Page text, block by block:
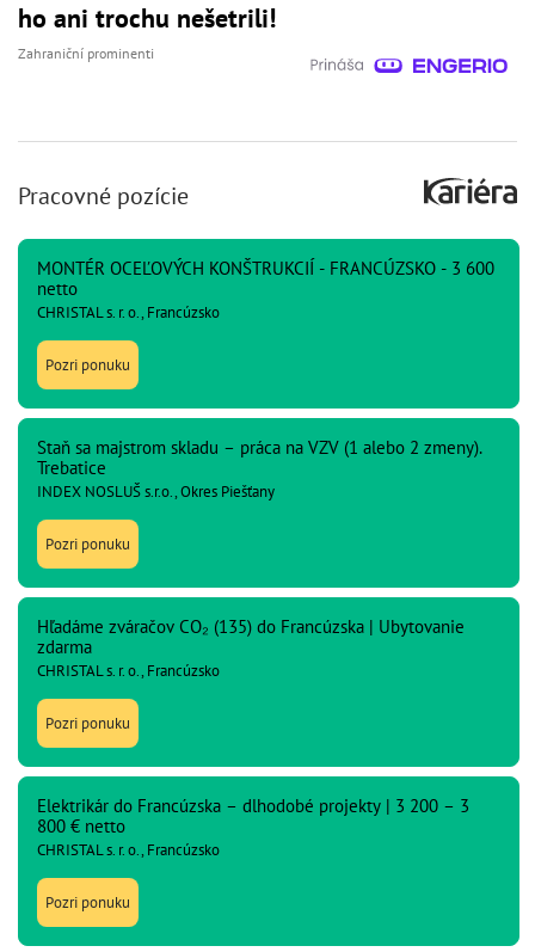
ho ani trochu nešetrili!
Zahraniční prominenti
Pracovné pozície
MONTÉR OCEĽOVÝCH KONŠTRUKCIÍ - FRANCÚZSKO - 3 600
netto
CHRISTAL s. r. o., Francúzsko
Pozri ponuku
Staň sa majstrom skladu – práca na VZV (1 alebo 2 zmeny).
Trebatice
INDEX NOSLUŠ s.r.o., Okres Piešťany
Pozri ponuku
Hľadáme zváračov CO₂ (135) do Francúzska | Ubytovanie
zdarma
CHRISTAL s. r. o., Francúzsko
Pozri ponuku
Elektrikár do Francúzska – dlhodobé projekty | 3 200 – 3
800 € netto
CHRISTAL s. r. o., Francúzsko
Pozri ponuku